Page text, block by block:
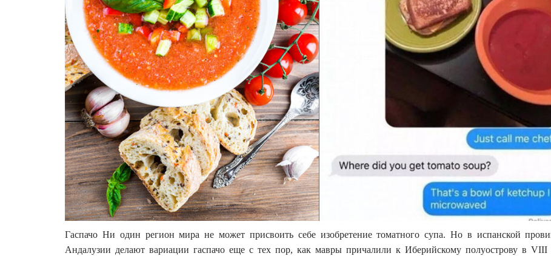
Гаспачо Ни один регион мира не может присвоить себе изобретение томатного супа. Но в испанской
Андалузии делают вариации гаспачо еще с тех пор, как мавры причалили к Иберийскому полуострову в VIII